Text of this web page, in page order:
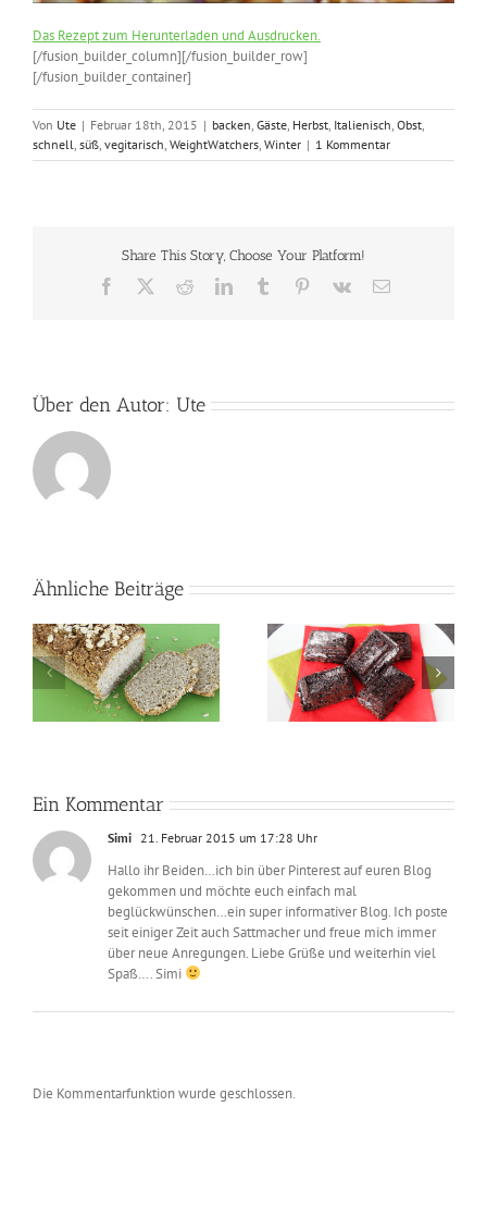
Das Rezept zum Herunterladen und Ausdrucken.
[/fusion_builder_column][/fusion_builder_row]
[/fusion_builder_container]
Von Ute | Februar 18th, 2015 | backen Gäste Herbst Italienisch Obst
schnell süß vegitarisch WeightWatchers Winter | 1 Kommentar
Share This Story, Choose Your Platform!
Facebook RedditLinkedInTumblr Pinterest
Vk
E-
Über den Autor: Ute
Ähnliche Beiträge
Brownies für 3 Smart
Points | Weight
Watchers Rezept
Schinken-Lauch-
Rollen mit Käse
überbacken als
Ein Kommentar
Simi 21. Februar 2015 um 17:28 Uhr
Hallo ihr Beiden…ich bin über Pinterest auf euren Blog
gekommen und möchte euch einfach mal
beglückwünschen…ein super informativer Blog. Ich poste
seit einiger Zeit auch Sattmacher und freue mich immer
über neue Anregungen. Liebe Grüße und weiterhin viel
Spaß…. Simi
Die Kommentarfunktion wurde geschlossen.